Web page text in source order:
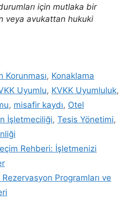
için mutlaka bir
veya avukattan hukuki
Korunması, Konaklama
Uyumlu, KVKK Uyumluluk,
, misafir kaydı, Otel
İşletmeciliği, Tesis Yönetimi,
Rehberi: İşletmenizi
Programları ve